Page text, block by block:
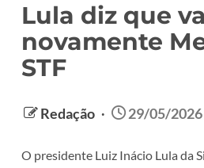
Lula diz que
novamente
STF
Redação 29/05/2026
O presidente Luiz Inácio Lula da